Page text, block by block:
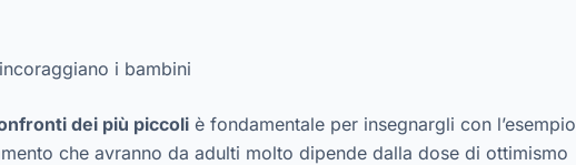
i bambini
dei più piccoliè fondamentale per insegnargli con l’esempio
che avranno da adulti molto dipende dalla dose di ottimismo